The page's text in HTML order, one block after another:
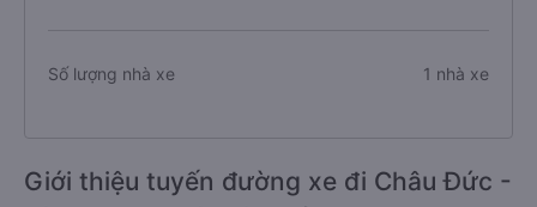
Số lượng nhà xe 1 nhà xe
Giới thiệu tuyến đường xe đi Châu Đức -